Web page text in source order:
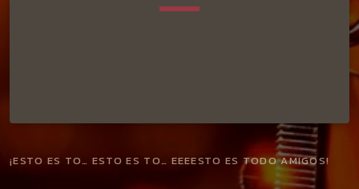
¡ESTO ES TO… ESTO ES TO… EEEESTO ES TODO AMIGOS!